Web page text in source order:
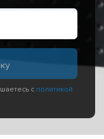
с политикой